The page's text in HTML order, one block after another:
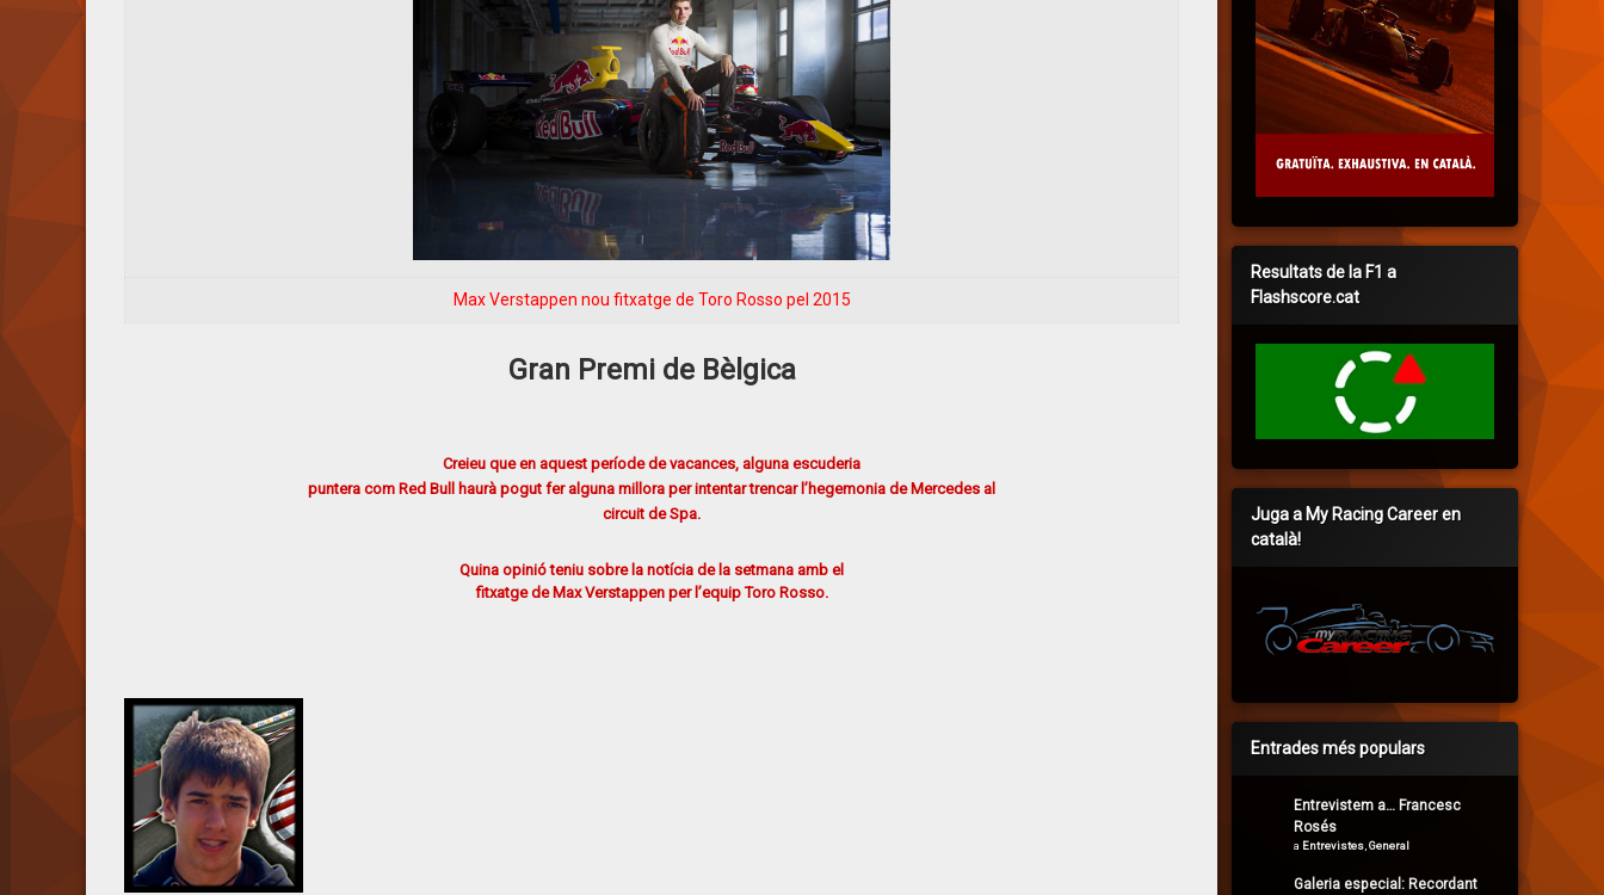
Max Verstappen nou fitxatge de Toro Rosso pel 2015
Gran Premi de Bèlgica
Creieu que en aquest període de vacances, alguna escuderia
puntera com Red Bull haurà pogut fer alguna millora per intentar trencar l’hegemonia de Mercedes al
circuit de Spa.
Quina opinió teniu sobre la notícia de la setmana amb el
fitxatge de Max Verstappen per l’equip Toro Rosso.
Resultats de la F1 a
Flashscore.cat
Juga a My Racing Career en
català!
Entrades més populars
Entrevistem a… Francesc
Rosés
a Entrevistes General
Galeria especial: Recordant